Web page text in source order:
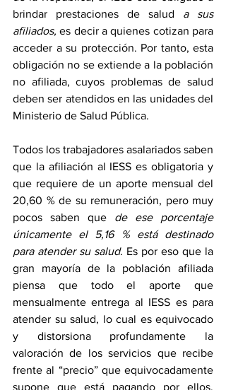
brindar prestaciones de salud a sus
afiliados, es decir a quienes cotizan para
acceder a su protección. Por tanto, esta
obligación no se extiende a la población
no afiliada, cuyos problemas de salud
deben ser atendidos en las unidades del
Ministerio de Salud Pública.
Todos los trabajadores asalariados saben
que la afiliación al IESS es obligatoria y
que requiere de un aporte mensual del
20,60 % de su remuneración, pero muy
pocos saben que de ese porcentaje
únicamente el 5,16 % está destinado
para atender su salud. Es por eso que la
gran mayoría de la población afiliada
piensa que todo el aporte que
mensualmente entrega al IESS es para
atender su salud, lo cual es equivocado
y distorsiona profundamente la
valoración de los servicios que recibe
frente al “precio” que equivocadamente
supone que está pagando por ellos.